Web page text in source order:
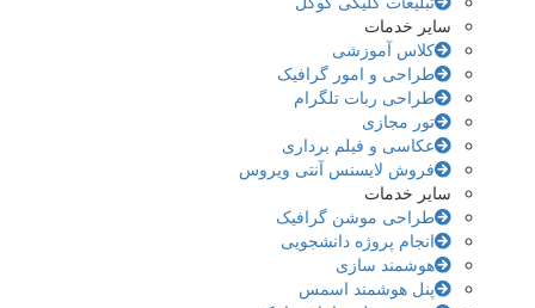
سایر خدمات
کلاس آموزشی
طراحی و امور گرافیک
طراحی ربات تلگرام
تور مجازی
عکاسی و فیلم برداری
فروش لایسنس آنتی ویروس
سایر خدمات
طراحی موشن گرافیک
انجام پروژه دانشجویی
هوشمند سازی
پنل هوشمند اسمس